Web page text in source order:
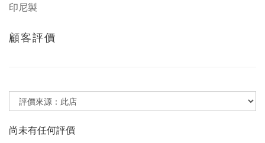
印尼製
顧客評價
尚未有任何評價